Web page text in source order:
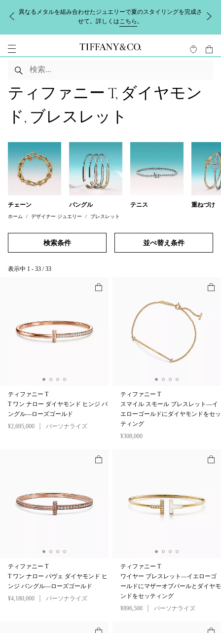
異なるメタルを組み合わせたジュエリーで夏のスタイリングを完成さ
せて。詳しくはこちら 。
ティファニー T, ダイヤモン
ド, ブレスレット
チェーン バングル テニス 重ねづけ
ホーム デザイナー ジュエリー ブレスレット
検索条件 並べ替え条件
表示中 1 - 33 / 33
ティファニー T
T ワン ナロー ダイヤモンド ヒンジ バ
ングル—ローズゴールド
¥2,695,000
パーソナライズ
ティファニー T
スマイル スモール ブレスレット—イ
エローゴールドにダイヤモンドをセッ
ティング
¥308,000
ティファニー T
T ワン ナロー パヴェ ダイヤモンド ヒ
ンジ バングル—ローズゴールド
¥4,180,000
パーソナライズ
ティファニー T
ワイヤー ブレスレット—イエローゴ
ールドにマザーオブパールとダイヤモ
ンドをセッティング
¥896,500
パーソナライズ